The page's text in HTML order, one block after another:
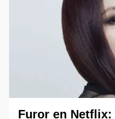
Furor en Netflix: